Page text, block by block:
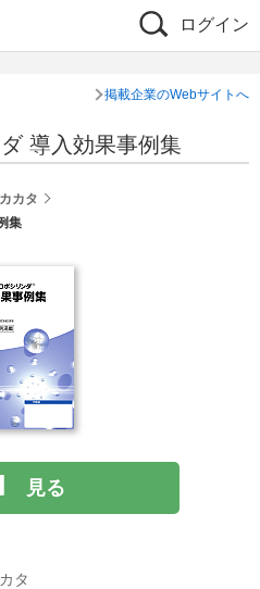
ログイン
掲載企業のWebサイトへ
導入効果事例集
カタ
集
見る
タ